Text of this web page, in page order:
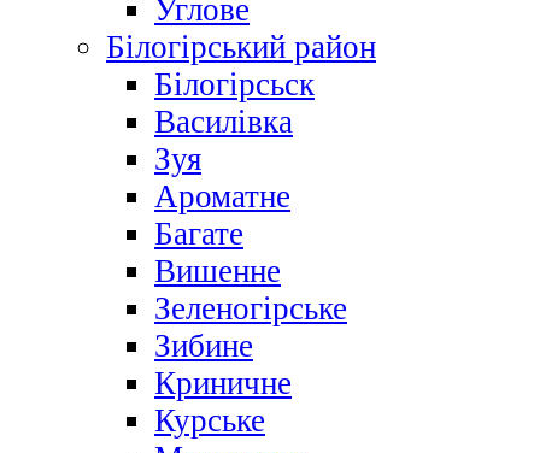
Углове
Білогірський район
Білогірсьск
Василівка
Зуя
Ароматне
Багате
Вишенне
Зеленогірське
Зибине
Криничне
Курське